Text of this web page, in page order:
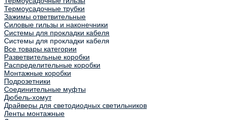
Термоусадочные трубки
Зажимы ответвительные
Силовые гильзы и наконечники
Системы для прокладки кабеля
Системы для прокладки кабеля
Все товары категории
Разветвительные коробки
Распределительные коробки
Монтажные коробки
Подрозетники
Соединительные муфты
Дюбель-хомут
Драйверы для светодиодных светильников
Ленты монтажные